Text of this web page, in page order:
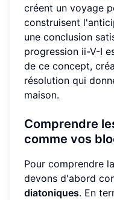
créent un voyage
construisent
une conclusion
progression ii-V-I
de ce concept,
résolution qui
maison.
Comprendre
comme vos
Pour comprendre
devons d'abord
diatoniques. En